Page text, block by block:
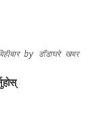
by डाँडाघरे खबर